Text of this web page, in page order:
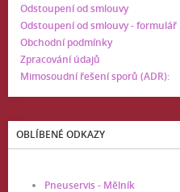
Odstoupení od smlouvy
Odstoupení od smlouvy - formulář
Obchodní podmínky
Zpracování údajů
Mimosoudní řešení sporů (ADR):
OBLÍBENÉ ODKAZY
Pneuservis - Mělník